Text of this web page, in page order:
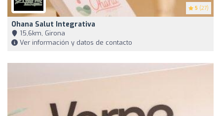
5 (27)
Ohana Salut Integrativa
15,6km, Girona
Ver información y datos de contacto